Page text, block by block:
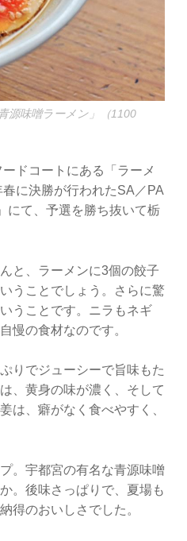
源味噌ラーメン」（1100
ドコートにある「ラーメ
に決勝が行われたSA／PA
にて、予選を勝ち抜いて栃
と、ラーメンに3個の餃子
うことでしょう。さらに驚
うことです。ニラもネギ
慢の食材なのです。
りでジューシーで旨味もた
、黄身の味が濃く、そして
は、癖がなく食べやすく、
。宇都宮の有名な青源味噌
。後味さっぱりで、夏場も
得のおいしさでした。